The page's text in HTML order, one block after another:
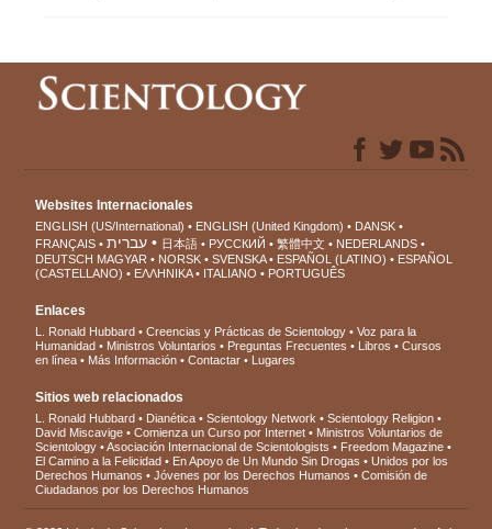
Websites Internacionales
ENGLISH (US/International) ENGLISH (United Kingdom)
DANSK
FRANÇAIS
עברית 日本語 РУССКИЙ 繁體中文
NEDERLANDS
DEUTSCH MAGYAR NORSK SVENSKA ESPAÑOL (LATINO)
ESPAÑOL
(CASTELLANO)
ΕΛΛΗΝΙΚA ITALIANO PORTUGUÊS
Enlaces
L. Ronald Hubbard Creencias y Prácticas de Scientology
Voz para la
Humanidad
Ministros Voluntarios Preguntas Frecuentes Libros
Cursos
en línea
Más Información Contactar Lugares
Sitios web relacionados
L. Ronald Hubbard Dianética Scientology Network
Scientology Religion
David Miscavige
Comienza un Curso por Internet
Ministros Voluntarios de
Scientology
Asociación Internacional de Scientologists
Freedom Magazine
El Camino a la Felicidad
En Apoyo de Un Mundo Sin Drogas
Unidos por los
Derechos Humanos
Jóvenes por los Derechos Humanos
Comisión de
Ciudadanos por los Derechos Humanos